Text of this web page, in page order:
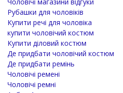
Рубашки для чоловіків
Купити речі для чоловіка
купити чоловічий костюм
Купити діловий костюм
Де придбати чоловічий костюм
Де придбати ремінь
Чоловічі ремені
Чоловічі ремні